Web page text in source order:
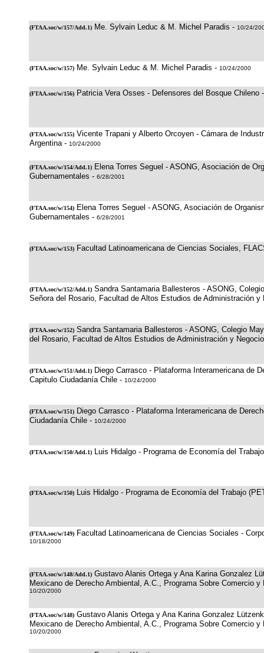
(FTAA.soc/w/157/Add.1) Me. Sylvain Leduc & M. Michel Paradis - 10/24/
(FTAA.soc/w/157) Me. Sylvain Leduc & M. Michel Paradis - 10/24/2000
(FTAA.soc/w/156) Patricia Vera Osses - Defensores del Bosque Chileno
(FTAA.soc/w/155) Vicente Trapani y Alberto Orcoyen - Cámara de
Argentina - 10/24/2000
(FTAA.soc/w/154/Add.1) Elena Torres Seguel - ASONG, Asociación de
Gubernamentales - 6/28/2001
(FTAA.soc/w/154) Elena Torres Seguel - ASONG, Asociación de
Gubernamentales - 6/28/2001
(FTAA.soc/w/153) Facultad Latinoamericana de Ciencias Sociales,
(FTAA.soc/w/152/Add.1) Sandra Santamaria Ballesteros - ASONG,
Señora del Rosario, Facultad de Altos Estudios de Administración
(FTAA.soc/w/152) Sandra Santamaria Ballesteros - ASONG, Colegio
del Rosario, Facultad de Altos Estudios de Administración y
(FTAA.soc/w/151/Add.1) Diego Carrasco - Plataforma Interamericana de
Capitulo Ciudadanía Chile - 10/24/2000
(FTAA.soc/w/151) Diego Carrasco - Plataforma Interamericana de
Ciudadanía Chile - 10/24/2000
(FTAA.soc/w/150/Add.1) Luis Hidalgo - Programa de Economía del
(FTAA.soc/w/150) Luis Hidalgo - Programa de Economía del Trabajo
(FTAA.soc/w/149) Facultad Latinoamericana de Ciencias Sociales -
10/18/2000
(FTAA.soc/w/148/Add.1) Gustavo Alanis Ortega y Ana Karina Gonzalez
Mexicano de Derecho Ambiental, A.C., Programa Sobre Comercio y
10/20/2000
(FTAA.soc/w/148) Gustavo Alanis Ortega y Ana Karina Gonzalez
Mexicano de Derecho Ambiental, A.C., Programa Sobre Comercio y
10/20/2000